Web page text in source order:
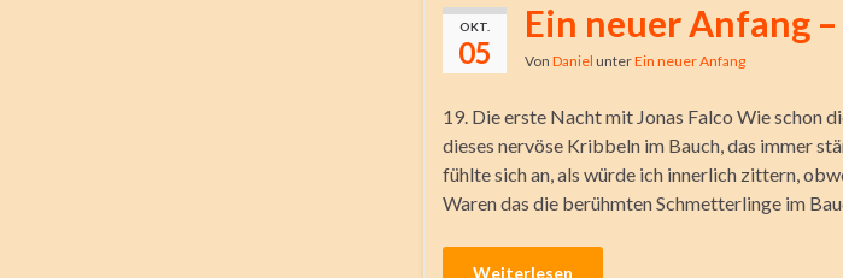
OKT.
05
Ein neuer Anfang –
Von Daniel unterEin neuer Anfang
19. Die erste Nacht mit Jonas Falco Wie schon
dieses nervöse Kribbeln im Bauch, das immer
fühlte sich an, als würde ich innerlich zittern,
Waren das die berühmten Schmetterlinge im
Weiterlesen